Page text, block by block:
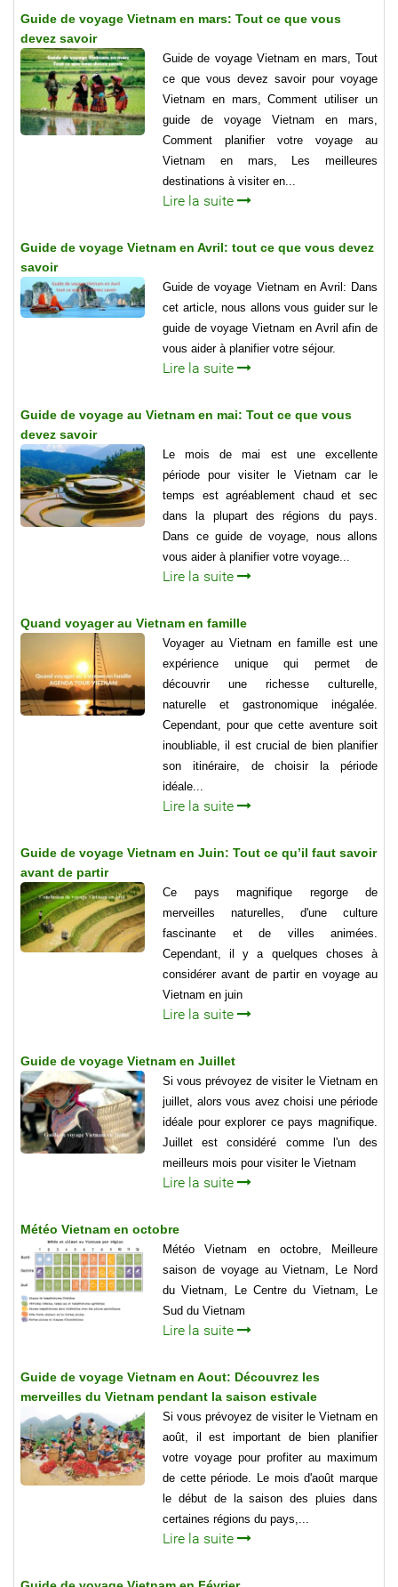
Guide de voyage Vietnam en mars: Tout ce que vous
devez savoir
Guide de voyage Vietnam en mars, Tout
ce que vous devez savoir pour voyage
Vietnam en mars, Comment utiliser un
guide de voyage Vietnam en mars,
Comment planifier votre voyage au
Vietnam en mars, Les meilleures
destinations à visiter en...
Lire la suite
Guide de voyage Vietnam en Avril: tout ce que vous devez
savoir
Guide de voyage Vietnam en Avril: Dans
cet article, nous allons vous guider sur le
guide de voyage Vietnam en Avril afin de
vous aider à planifier votre séjour.
Lire la suite
Guide de voyage au Vietnam en mai: Tout ce que vous
devez savoir
Le mois de mai est une excellente
période pour visiter le Vietnam car le
temps est agréablement chaud et sec
dans la plupart des régions du pays.
Dans ce guide de voyage, nous allons
vous aider à planifier votre voyage...
Lire la suite
Quand voyager au Vietnam en famille
Voyager au Vietnam en famille est une
expérience unique qui permet de
découvrir une richesse culturelle,
naturelle et gastronomique inégalée.
Cependant, pour que cette aventure soit
inoubliable, il est crucial de bien planifier
son itinéraire, de choisir la période
idéale...
Lire la suite
Guide de voyage Vietnam en Juin: Tout ce qu’il faut savoir
avant de partir
Ce pays magnifique regorge de
merveilles naturelles, d'une culture
fascinante et de villes animées.
Cependant, il y a quelques choses à
considérer avant de partir en voyage au
Vietnam en juin
Lire la suite
Guide de voyage Vietnam en Juillet
Si vous prévoyez de visiter le Vietnam en
juillet, alors vous avez choisi une période
idéale pour explorer ce pays magnifique.
Juillet est considéré comme l'un des
meilleurs mois pour visiter le Vietnam
Lire la suite
Météo Vietnam en octobre
Météo Vietnam en octobre, Meilleure
saison de voyage au Vietnam, Le Nord
du Vietnam, Le Centre du Vietnam, Le
Sud du Vietnam
Lire la suite
Guide de voyage Vietnam en Aout: Découvrez les
merveilles du Vietnam pendant la saison estivale
Si vous prévoyez de visiter le Vietnam en
août, il est important de bien planifier
votre voyage pour profiter au maximum
de cette période. Le mois d'août marque
le début de la saison des pluies dans
certaines régions du pays,...
Lire la suite